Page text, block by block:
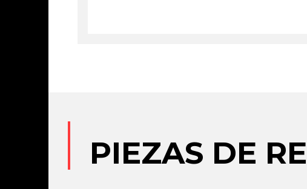
PIEZAS DE